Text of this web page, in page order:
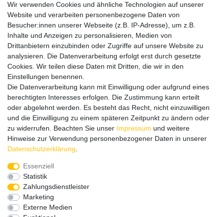
mit vielen spannenden Artikeln.
Bitte entschuldigen Sie, wenn wir telefonisch wegen hoher
betrieblicher Auslastung nicht erreichbar sein sollten.
Schreiben Sie uns gerne eine E-Mail mit Ihrer Telefonnummer
und der Bitte um Rückruf.
Wir rufen Sie schnellstmöglich zurück.
Wir versenden in die folgenden Länder
Versandkostenfrei (DE) ab 69 €
Wir verwenden Cookies und ähnliche Technologien auf unserer
Website und verarbeiten personenbezogene Daten von
Besucher:innen unserer Webseite (z.B. IP-Adresse), um z.B.
Inhalte und Anzeigen zu personalisieren, Medien von
Drittanbietern einzubinden oder Zugriffe auf unsere Website zu
analysieren. Die Datenverarbeitung erfolgt erst durch gesetzte
Cookies. Wir teilen diese Daten mit Dritten, die wir in den
Einstellungen benennen.
Die Datenverarbeitung kann mit Einwilligung oder aufgrund eines
berechtigten Interesses erfolgen. Die Zustimmung kann erteilt
oder abgelehnt werden. Es besteht das Recht, nicht einzuwilligen
und die Einwilligung zu einem späteren Zeitpunkt zu ändern oder
zu widerrufen. Beachten Sie unser Impressum und weitere
Hinweise zur Verwendung personenbezogener Daten in unserer
Daten­schutz­erklärung
Essenziell
Statistik
Zahlungsdienstleister
Marketing
Externe Medien